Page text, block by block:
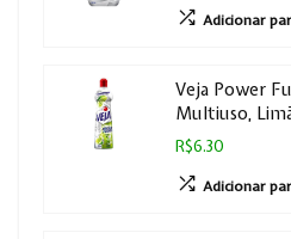
Adicionar
Veja Power
Multiuso,
R$6.30
Adicionar